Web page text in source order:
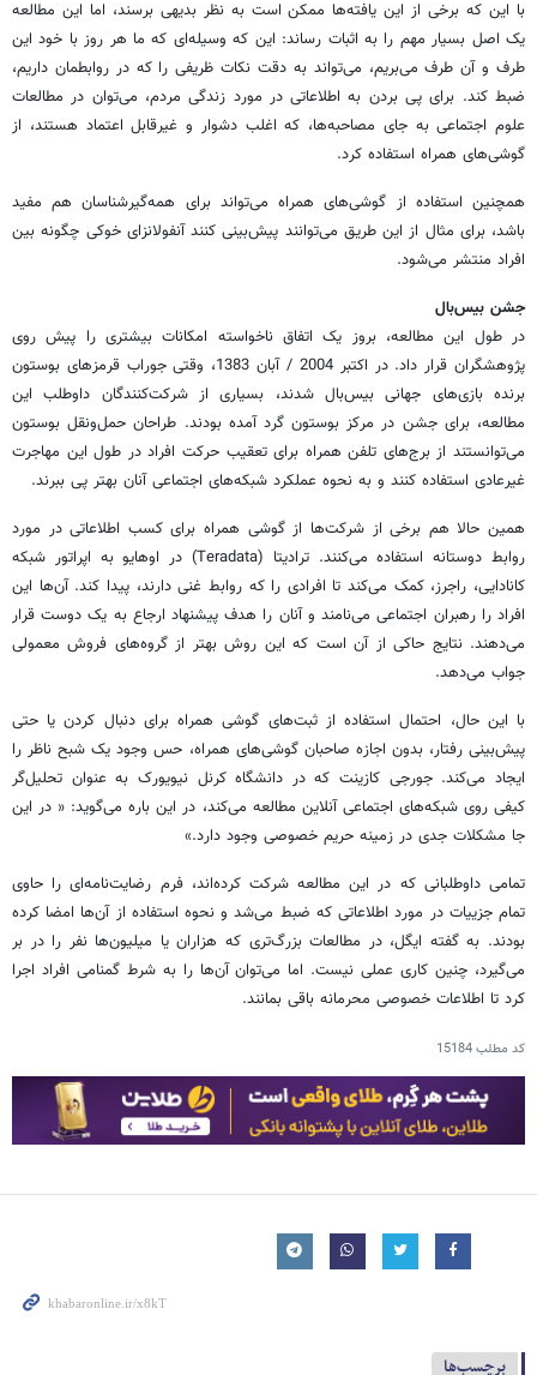
با این که برخی از این یافته‌ها ممکن است به نظر بدیهی برسند، اما این مطالعه
یک اصل بسیار مهم را به اثبات رساند: این که وسیله‌ای که ما هر روز با خود این
طرف و آن طرف می‌بریم، می‌تواند به دقت نکات ظریفی را که در روابطمان داریم،
ضبط کند. برای پی بردن به اطلاعاتی در مورد زندگی مردم، می‌توان در مطالعات
علوم اجتماعی به جای مصاحبه‌ها، که اغلب دشوار و غیرقابل اعتماد هستند، از
گوشی‌های همراه استفاده کرد.
همچنین استفاده از گوشی‌های همراه می‌تواند برای همه‌گیرشناسان هم مفید
باشد،‌ برای مثال از این طریق می‌توانند پیش‌بینی کنند آنفولانزای خوکی چگونه بین
افراد منتشر می‌شود.
جشن بیس‌بال
در طول این مطالعه، بروز یک اتفاق ناخواسته امکانات بیشتری را پیش روی
پژوهشگران قرار داد. در اکتبر 2004 / آبان 1383، وقتی جوراب قرمزهای بوستون
برنده بازی‌های جهانی بیس‌بال شدند، بسیاری از شرکت‌کنندگان داوطلب این
مطالعه، برای جشن در مرکز بوستون گرد آمده بودند. طراحان حمل‌ونقل بوستون
می‌توانستند از برج‌های تلفن همراه برای تعقیب حرکت افراد در طول این مهاجرت
غیرعادی استفاده کنند و به نحوه عملکرد شبکه‌های اجتماعی آنان بهتر پی ببرند.
همین حالا هم برخی از شرکت‌ها از گوشی همراه برای کسب اطلاعاتی در مورد
روابط دوستانه استفاده می‌کنند. ترادیتا (Teradata) در اوهایو به اپراتور شبکه
کانادایی،‌ راجرز، کمک می‌کند تا افرادی را که روابط غنی دارند، پیدا کند. آن‌ها این
افراد را رهبران اجتماعی می‌نامند و آنان را هدف پیشنهاد ارجاع به یک دوست قرار
می‌دهند. نتایج حاکی از آن است که این روش بهتر از گروه‌های فروش معمولی
جواب می‌دهد.
با این حال، احتمال استفاده از ثبت‌های گوشی همراه برای دنبال کردن یا حتی
پیش‌بینی رفتار، ‌بدون اجازه صاحبان گوشی‌های همراه، حس وجود یک شبح ناظر را
ایجاد می‌کند. جورجی کازینت که در دانشگاه کرنل نیویورک به عنوان تحلیل‌گر
کیفی روی شبکه‌های اجتماعی آنلاین مطالعه می‌کند، در این باره می‌گوید: « در این
جا مشکلات جدی در زمینه حریم خصوصی وجود دارد.»
تمامی داوطلبانی که در این مطالعه شرکت کرده‌اند، فرم رضایت‌نامه‌ای را حاوی
تمام جزییات در مورد اطلاعاتی که ضبط می‌شد و نحوه استفاده از آن‌ها امضا کرده
بودند. به گفته ایگل، در مطالعات بزرگ‌تری که هزاران یا میلیون‌ها نفر را در بر
می‌گیرد، ‌چنین کاری عملی نیست. اما می‌توان آن‌ها را به شرط گمنامی افراد اجرا
کرد تا اطلاعات خصوصی محرمانه باقی بمانند.
کد مطلب15184
برچسب‌ها